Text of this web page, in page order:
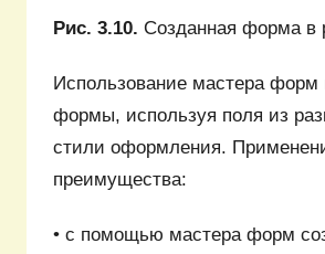
Рис. 3.10. Созданная форма в
Использование мастера форм
формы, используя поля из
стили оформления.
преимущества:
• с помощью мастера форм